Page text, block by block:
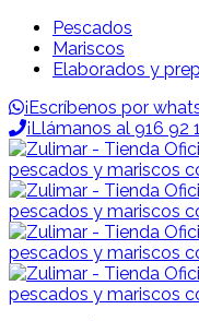
Pescados
Mariscos
Elaborados y
¡Escríbenos por
¡Llámanos al 916 92